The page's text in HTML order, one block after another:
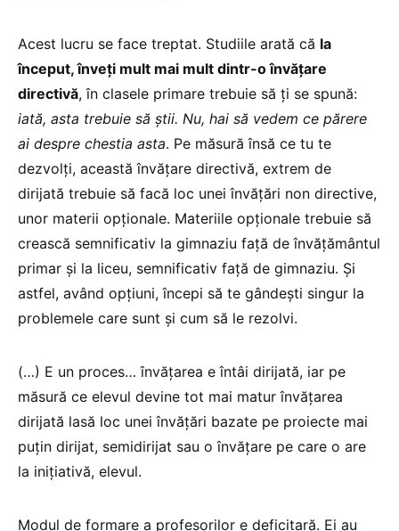
Acest lucru se face treptat. Studiile arată că la
început, înveți mult mai mult dintr-o învățare
directivă, în clasele primare trebuie să ți se spună:
iată, asta trebuie să știi. Nu, hai să vedem ce părere
ai despre chestia asta. Pe măsură însă ce tu te
dezvolți, această învățare directivă, extrem de
dirijată trebuie să facă loc unei învățări non directive,
unor materii opționale. Materiile opționale trebuie să
crească semnificativ la gimnaziu față de învățământul
primar și la liceu, semnificativ față de gimnaziu. Și
astfel, având opțiuni, începi să te gândești singur la
problemele care sunt și cum să le rezolvi.
(…) E un proces… învățarea e întâi dirijată, iar pe
măsură ce elevul devine tot mai matur învățarea
dirijată lasă loc unei învățări bazate pe proiecte mai
puțin dirijat, semidirijat sau o învățare pe care o are
la inițiativă, elevul.
Modul de formare a profesorilor e deficitară. Ei au